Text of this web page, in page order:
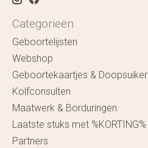
Categorieën
Geboortelijsten
Webshop
Geboortekaartjes & Doopsuiker
Kolfconsulten
Maatwerk & Borduringen
Laatste stuks met %KORTING%
Partners